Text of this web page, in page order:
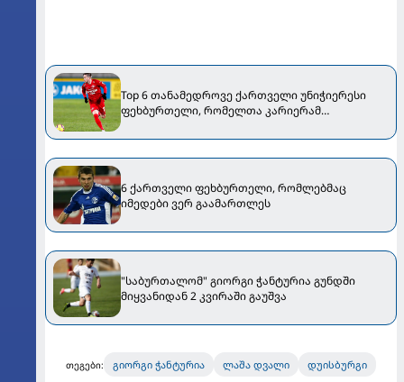
Top 6 თანამედროვე ქართველი უნიჭიერესი
ფეხბურთელი, რომელთა კარიერამ
6 ქართველი ფეხბურთელი, რომლებმაც
იმედები ვერ გაამართლეს
"საბურთალომ" გიორგი ჭანტურია გუნდში
მიყვანიდან 2 კვირაში გაუშვა
თეგები: გიორგი ჭანტურია ლაშა დვალი დუისბურგი